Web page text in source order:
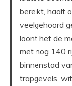
bereikt, haalt
veelgehoord
loont het de
met nog 140
binnenstad
trapgevels,